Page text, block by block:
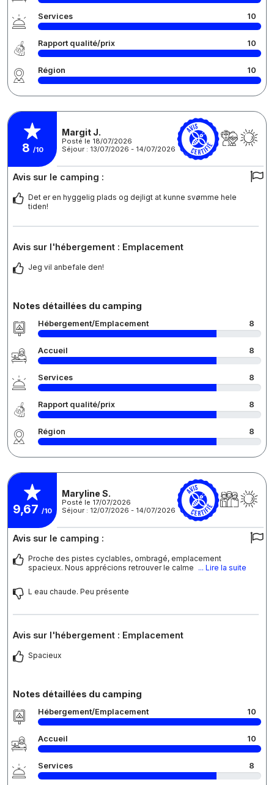
Services 10
Rapport qualité/prix 10
Région 10
8 /10
Margit J.
Posté le 18/07/2026
Séjour : 13/07/2026 - 14/07/2026
Avis sur le camping :
Det er en hyggelig plads og dejligt at kunne svømme hele
tiden!
Avis sur l'hébergement : Emplacement
Jeg vil anbefale den!
Notes détaillées du camping
Hébergement/Emplacement 8
Accueil 8
Services 8
Rapport qualité/prix 8
Région 8
9,67 /10
Maryline S.
Posté le 17/07/2026
Séjour : 12/07/2026 - 14/07/2026
Avis sur le camping :
Proche des pistes cyclables, ombragé, emplacement
spacieux. Nous apprécions retrouver le calme ... Lire la suite
L eau chaude. Peu présente
Avis sur l'hébergement : Emplacement
Spacieux
Notes détaillées du camping
Hébergement/Emplacement 10
Accueil 10
Services 8